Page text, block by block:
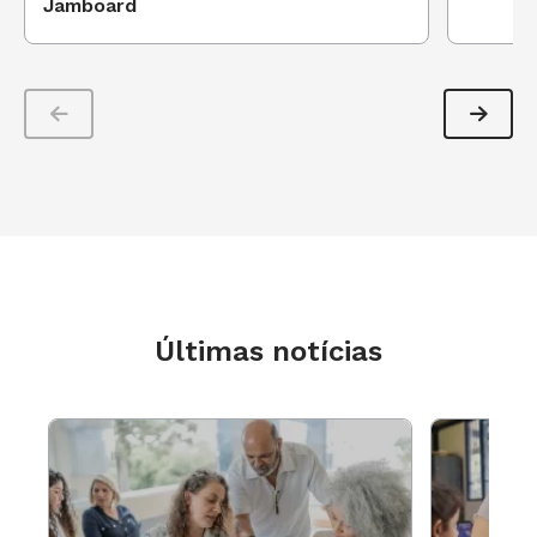
diretor de um museu, de permissão para uma
visita. Assim, antes de começar a escrever,
psicolinguista argentina Emilia Ferreiro
caracteriza muito bem essa questão. Ela diz que
"não há nada menos livre do que um texto livre".
Jamboard
Últimas notícias